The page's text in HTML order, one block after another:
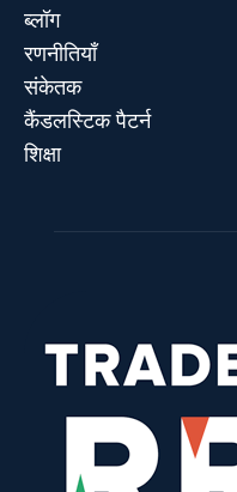
ब्लॉग
रणनीतियाँ
संकेतक
कैंडलस्टिक पैटर्न
शिक्षा